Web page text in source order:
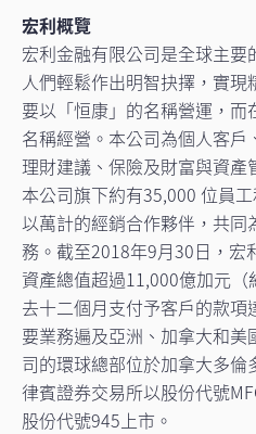
宏利概覽
宏利金融有限公司是全球主
人們輕鬆作出明智抉擇，實
要以「恒康」的名稱營運，
名稱經營。本公司為個人客
理財建議、保險及財富與資產
本公司旗下約有35,000 位員
以萬計的經銷合作夥伴，共同
務。截至2018年9月30日，宏
資產總值超過11,000億加元
去十二個月支付予客戶的款
要業務遍及亞洲、加拿大和
司的環球總部位於加拿大多
律賓證券交易所以股份代號
股份代號945上市。